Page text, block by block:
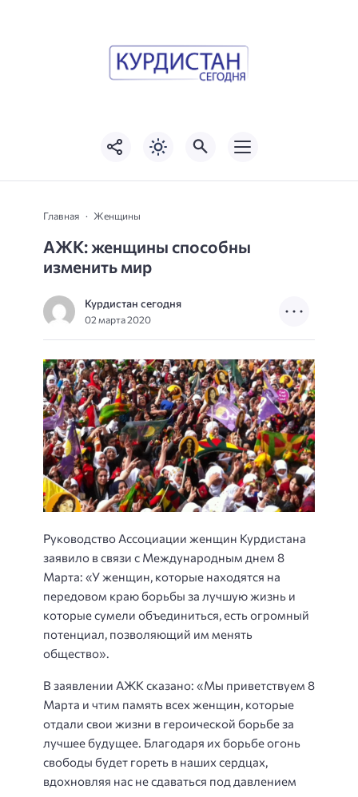
Главная Женщины
АЖК: женщины способны
изменить мир
Курдистан сегодня
02 марта 2020
Руководство Ассоциации женщин Курдистана
заявило в связи с Международным днем 8
Марта: «У женщин, которые находятся на
передовом краю борьбы за лучшую жизнь и
которые сумели объединиться, есть огромный
потенциал, позволяющий им менять
общество».
В заявлении АЖК сказано: «Мы приветствуем 8
Марта и чтим память всех женщин, которые
отдали свои жизни в героической борьбе за
лучшее будущее. Благодаря их борьбе огонь
свободы будет гореть в наших сердцах,
вдохновляя нас не сдаваться под давлением